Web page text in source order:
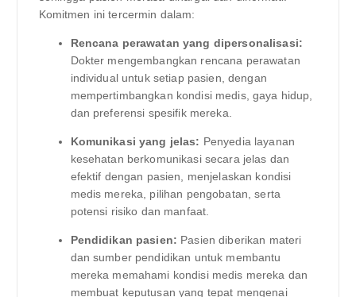
Komitmen ini tercermin dalam:
Rencana perawatan yang dipersonalisasi:
Dokter mengembangkan rencana perawatan
individual untuk setiap pasien, dengan
mempertimbangkan kondisi medis, gaya hidup,
dan preferensi spesifik mereka.
Komunikasi yang jelas: Penyedia layanan
kesehatan berkomunikasi secara jelas dan
efektif dengan pasien, menjelaskan kondisi
medis mereka, pilihan pengobatan, serta
potensi risiko dan manfaat.
Pendidikan pasien: Pasien diberikan materi
dan sumber pendidikan untuk membantu
mereka memahami kondisi medis mereka dan
membuat keputusan yang tepat mengenai